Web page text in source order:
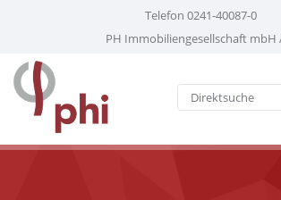
Telefon 0241-40087-0
PH Immobiliengesellschaft mbH